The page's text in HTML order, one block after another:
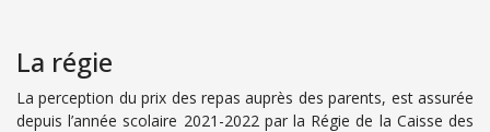
La régie
La perception du prix des repas auprès des parents, est assurée
depuis l’année scolaire 2021-2022 par la Régie de la Caisse des